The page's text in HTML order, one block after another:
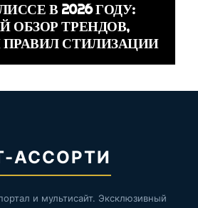
В 2026 ГОДУ:
ОБЗОР ТРЕНДОВ,
СТИЛИЗАЦИИ
АССОРТИ
и мультисайт. Эксклюзивный